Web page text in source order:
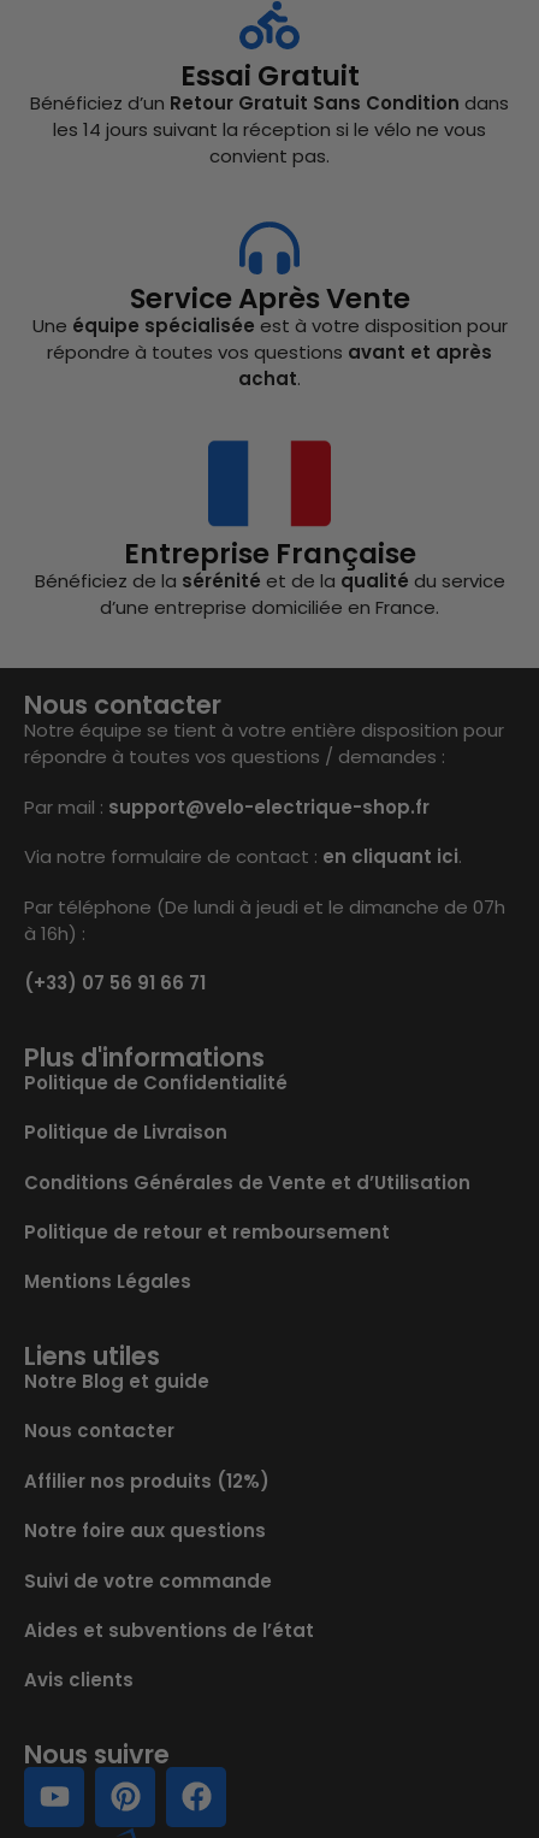
Essai Gratuit
Bénéficiez d’un Retour Gratuit Sans Condition dans
les 14 jours suivant la réception si le vélo ne vous
convient pas.
Service Après Vente
Une équipe spécialisée est à votre disposition pour
répondre à toutes vos questions avant et après
achat.
Entreprise Française
Bénéficiez de la sérénité et de la qualité du service
d’une entreprise domiciliée en France.
Nous contacter
Notre équipe se tient à votre entière disposition pour
répondre à toutes vos questions / demandes :
Par mail : support@velo-electrique-shop.fr
Via notre formulaire de contact : en cliquant ici.
Par téléphone (De lundi à jeudi et le dimanche de 07h
à 16h) :
(+33) 07 56 91 66 71
Plus d'informations
Politique de Confidentialité
Politique de Livraison
Conditions Générales de Vente et d’Utilisation
Politique de retour et remboursement
Mentions Légales
Liens utiles
Notre Blog et guide
Nous contacter
Affilier nos produits (12%)
Notre foire aux questions
Suivi de votre commande
Aides et subventions de l’état
Avis clients
Nous suivre